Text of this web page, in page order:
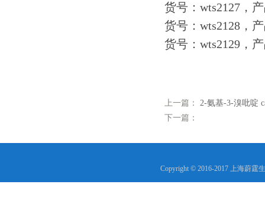
货号：wts2127，
货号：wts2128，
货号：wts2129，
上一篇： 2-氨基-3-溴吡啶
下一篇：
Copyright © 2016-2017 上海蔚霆